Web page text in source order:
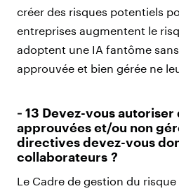
créer des risques potentiels
entreprises augmentent le
adoptent une IA fantôme
approuvée et bien gérée ne
‑ 13 Devez-vous
approuvées et/ou non
directives devez-vous
collaborateurs ?
Le Cadre de gestion du risque